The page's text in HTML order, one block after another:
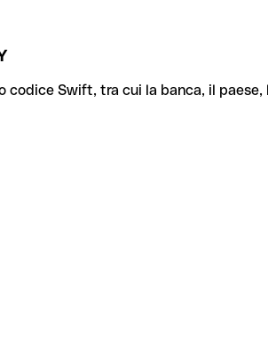
codice Swift, tra cui la banca, il